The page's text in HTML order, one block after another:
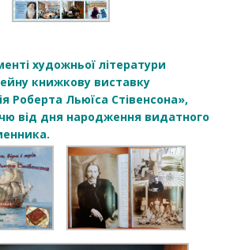
художньої літератури
книжкову виставку
Роберта Льюїса Стівенсона»,
від дня народження видатного